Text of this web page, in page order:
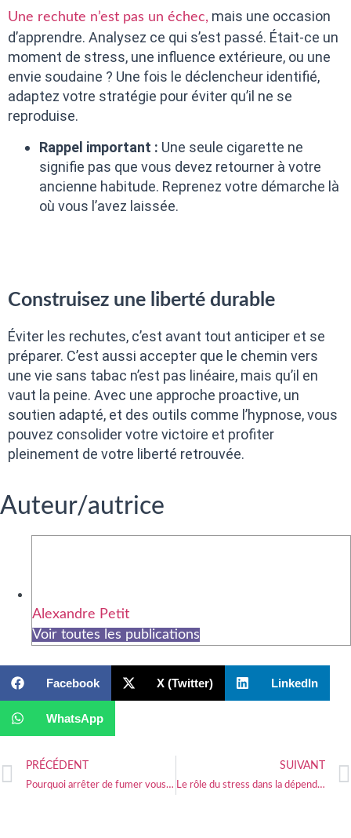
Une rechute n’est pas un échec, mais une occasion
d’apprendre. Analysez ce qui s’est passé. Était-ce un
moment de stress, une influence extérieure, ou une
envie soudaine ? Une fois le déclencheur identifié,
adaptez votre stratégie pour éviter qu’il ne se
reproduise.
Rappel important : Une seule cigarette ne
signifie pas que vous devez retourner à votre
ancienne habitude. Reprenez votre démarche là
où vous l’avez laissée.
Construisez une liberté durable
Éviter les rechutes, c’est avant tout anticiper et se
préparer. C’est aussi accepter que le chemin vers
une vie sans tabac n’est pas linéaire, mais qu’il en
vaut la peine. Avec une approche proactive, un
soutien adapté, et des outils comme l’hypnose, vous
pouvez consolider votre victoire et profiter
pleinement de votre liberté retrouvée.
Auteur/autrice
Alexandre Petit
Voir toutes les publications
Facebook X (Twitter) LinkedIn
WhatsApp
PRÉCÉDENT
Pourquoi arrêter de fumer vous rend plus heureux
SUIVANT
Le rôle du stress dans la dépendance au tabac et comment le surmonter